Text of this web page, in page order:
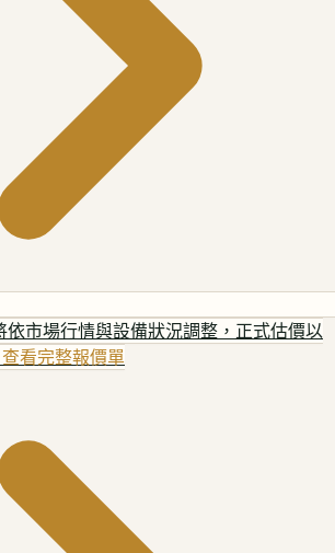
依市場行情與設備狀況調整，正式估價以
查看完整報價單